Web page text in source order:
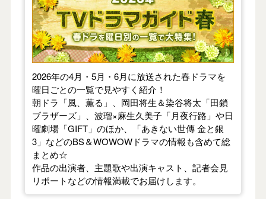
2026年の4月・5月・6月に放送された春ドラマを
曜日ごとの一覧で見やすく紹介！
朝ドラ「風、薫る」、岡田将生＆染谷将太「田鎖
ブラザーズ」、波瑠×麻生久美子「月夜行路」や日
曜劇場「GIFT」のほか、「あきない世傳 金と銀
3」などのBS＆WOWOWドラマの情報も含めて総
まとめ☆
作品の出演者、主題歌や出演キャスト、記者会見
リポートなどの情報満載でお届けします。